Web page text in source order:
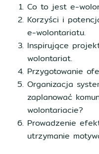
Co to jest e-
Korzyści i
e-wolontariatu.
Inspirujące
wolontariat.
Przygotowanie
Organizacja
zaplanować
wolontariacie?
Prowadzenie
utrzymanie